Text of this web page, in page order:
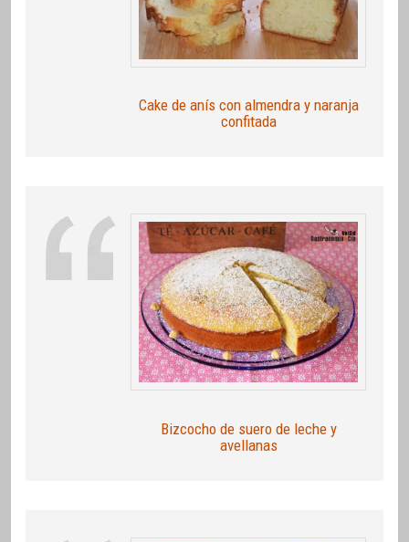
Cake de anís con almendra y naranja
confitada
Bizcocho de suero de leche y
avellanas